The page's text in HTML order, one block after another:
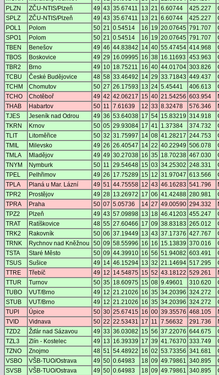
PLZN
ZČU-NTIS/Plzeň 49 43 35.67411 13 21 6.60744 425.227
SPLZ
ZČU-NTIS/Plzeň 49 43 35.67411 13 21 6.60744 425.227
POL1
Polom 50 21 0.54514 16 19 20.07645 791.707
SPO1
Polom 50 21 0.54514 16 19 20.07645 791.707
TBEN
Benešov 49 46 44.83842 14 40 55.47454 414.968
TBOS
Boskovice 49 29 16.09995 16 38 16.11693 453.963
TBR2
Brno 49 10 18.75211 16 40 44.01704 303.826
TCBU
České Budějovice 48 58 33.46492 14 29 33.71843 449.437
TCHM
Chomutov 50 27 26.17593 13 24 5.45441 406.613
TCHO
Chotěboř 49 42 42.06217 15 40 21.54256 603.954
THAB
Habartov 50 11 7.61639 12 33 8.32478 576.346
TJES
Jeseník nad Odrou 49 36 53.64038 17 54 15.83219 314.918
TKRN
Krnov 50 05 29.93084 17 41 1.37384 374.732
TLIT
Litoměřice 50 32 31.75997 14 08 41.28217 244.753
TMIL
Milevsko 49 26 26.40547 14 22 40.22949 506.078
TMLA
Mladějov 49 49 30.27038 16 35 18.70238 467.030
TNYM
Nymburk 50 11 29.54648 15 03 34.25302 248.331
TPEL
Pelhřimov 49 26 17.75289 15 12 31.97047 613.566
TPLA
Planá u Mar. Lázní 49 51 44.75558 12 43 46.16283 541.796
TPR2
Prostějov 49 28 13.26972 17 06 41.42488 280.981
TPRA
Praha 50 07 5.05736 14 27 49.00590 294.332
TPZ2
Plzeň 49 43 57.09898 13 18 46.41203 455.247
TRAT
Ratíškovice 48 55 27.60466 17 09 38.83183 265.012
TRK2
Rakovník 50 06 37.19449 13 43 37.17376 427.767
TRNK
Rychnov nad Kněžnou 50 09 58.55996 16 16 15.13839 370.016
TSTA
Staré Město 50 09 44.39910 16 56 51.94082 603.491
TSUS
Sušice 49 14 46.15294 13 32 21.14694 517.295
TTRE
Třebíč 49 12 14.54875 15 52 43.18122 529.261
TTUR
Turnov 50 35 18.60975 15 08 9.49601 310.620
TUBO
VUT/Brno 49 12 21.21026 16 35 34.20396 324.272
STUB
VUT/Brno 49 12 21.21026 16 35 34.20396 324.272
TUPI
Úpice 50 30 25.67415 16 00 39.35576 468.105
TVID
Vidnava 50 22 22.53431 17 11 7.56632 291.736
TZD2
Žďár nad Sázavou 49 33 36.03082 15 56 37.22076 644.675
TZL3
Zlín - Kostelec 49 13 16.39339 17 39 41.76370 333.749
TZNO
Znojmo 48 51 54.48922 16 02 53.73356 341.681
VSBO
VŠB-TUO/Ostrava 49 50 0.64983 18 09 49.79861 340.895
SVSB
VŠB-TUO/Ostrava 49 50 0.64983 18 09 49.79861 340.895